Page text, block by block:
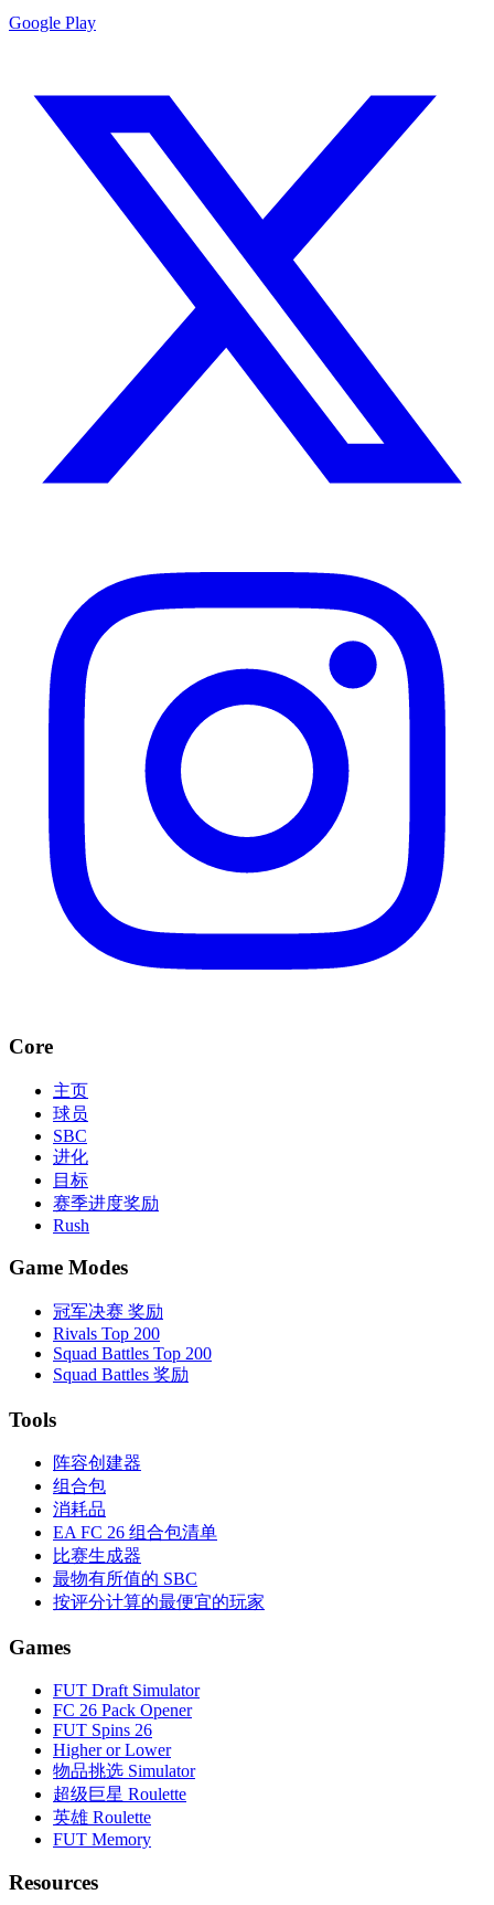
Google Play
Core
主页
球员
SBC
进化
目标
赛季进度奖励
Rush
Game Modes
冠军决赛 奖励
Rivals Top 200
Squad Battles Top 200
Squad Battles 奖励
Tools
阵容创建器
组合包
消耗品
EA FC 26 组合包清单
比赛生成器
最物有所值的 SBC
按评分计算的最便宜的玩家
Games
FUT Draft Simulator
FC 26 Pack Opener
FUT Spins 26
Higher or Lower
物品挑选 Simulator
超级巨星 Roulette
英雄 Roulette
FUT Memory
Resources